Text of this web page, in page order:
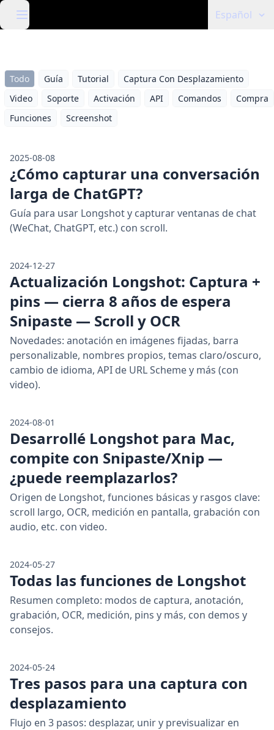
Español
Todo Guía Tutorial
Captura Con Desplazamiento
Video
Soporte Activación API Comandos
Compra
Funciones
Screenshot
2025-08-08
¿Cómo capturar una conversación
larga de ChatGPT?
Guía para usar Longshot y capturar ventanas de chat
(WeChat, ChatGPT, etc.) con scroll.
2024-12-27
Actualización Longshot: Captura +
pins — cierra 8 años de espera
Snipaste — Scroll y OCR
Novedades: anotación en imágenes fijadas, barra
personalizable, nombres propios, temas claro/oscuro,
cambio de idioma, API de URL Scheme y más (con
video).
2024-08-01
Desarrollé Longshot para Mac,
compite con Snipaste/Xnip —
¿puede reemplazarlos?
Origen de Longshot, funciones básicas y rasgos clave:
scroll largo, OCR, medición en pantalla, grabación con
audio, etc. con video.
2024-05-27
Todas las funciones de Longshot
Resumen completo: modos de captura, anotación,
grabación, OCR, medición, pins y más, con demos y
consejos.
2024-05-24
Tres pasos para una captura con
desplazamiento
Flujo en 3 pasos: desplazar, unir y previsualizar en